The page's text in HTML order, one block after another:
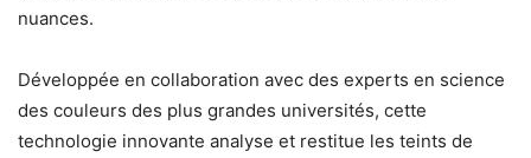
nuances.
Développée en collaboration avec des experts en science
des couleurs des plus grandes universités, cette
technologie innovante analyse et restitue les teints de